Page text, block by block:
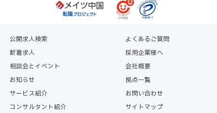
公開求人検索
新着求人
相談会とイベント
お知らせ
サービス紹介
コンサルタント紹介
よくあるご質問
採用企業様へ
会社概要
拠点一覧
お問い合わせ
サイトマップ